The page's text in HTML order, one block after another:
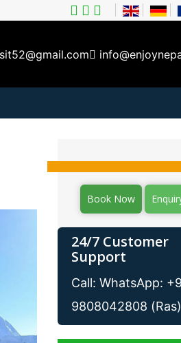
Book Now
24/7 Customer
Support
Call: WhatsApp:
9808042808 (Ras)